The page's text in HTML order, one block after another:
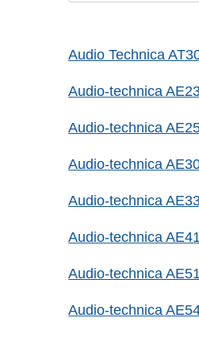
ต้องการ
Audio Technica
Audio-technica
Audio-technica
Audio-technica
Audio-technica
Audio-technica
Audio-technica
Audio-technica